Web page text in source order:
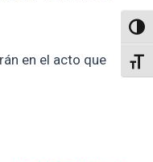
en el acto que